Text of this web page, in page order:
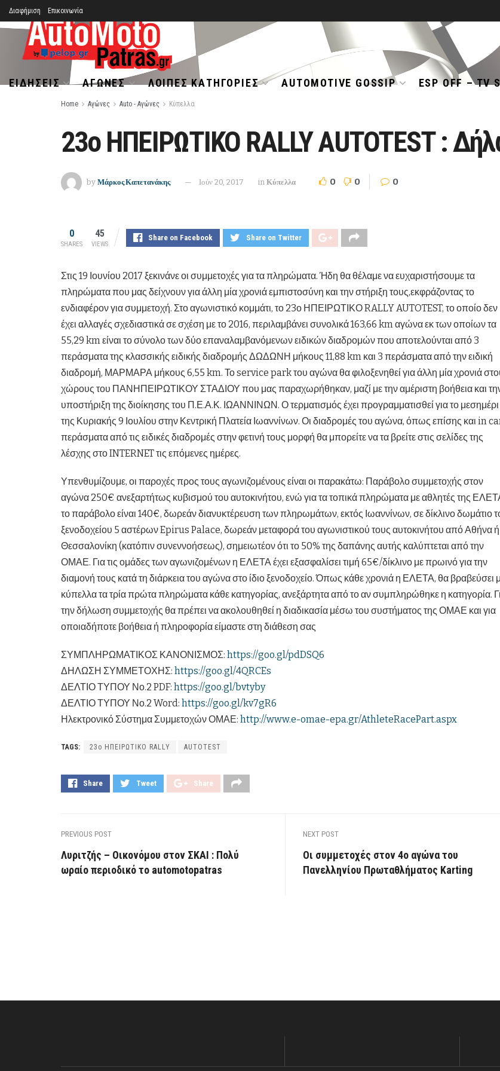
Διαφήμιση Επικοινωνία
ΕΙΔΉΣΕΙΣ ΑΓΏΝΕΣ ΛΟΙΠΈΣ ΚΑΤΗΓΟΡΊΕΣ AUTOMOTIVE GOSSIP ESP OFF – TV
Home Αγώνες Auto - Αγώνες Κύπελλα
23ο ΗΠΕΙΡΩΤΙΚΟ RALLY AUTOTEST :
by Μάρκος Καπετανάκης Ιούν 20, 2017 in Κύπελλα 0 0 0
0
SHARES
45
VIEWS
Share on Facebook Share on Twitter
Στις 19 Ιουνίου 2017 ξεκινάνε οι συμμετοχές για τα πληρώματα. Ήδη θα θέλαμε να ευχαριστήσουμε τα
πληρώματα που μας δείχνουν για άλλη μία χρονιά εμπιστοσύνη και την στήριξη τους,εκφράζοντας το
ενδιαφέρον για συμμετοχή. Στο αγωνιστικό κομμάτι, το 23ο ΗΠΕΙΡΩΤΙΚΟ RALLY AUTOTEST, το οποίο δεν
έχει αλλαγές σχεδιαστικά σε σχέση με το 2016, περιλαμβάνει συνολικά 163,66 km αγώνα εκ των οποίων τα
55,29 km είναι το σύνολο των δύο επαναλαμβανόμενων ειδικών διαδρομών που αποτελούνται από 3
περάσματα της κλασσικής ειδικής διαδρομής ΔΩΔΩΝΗ μήκους 11,88 km και 3 περάσματα από την ειδική
διαδρομή, ΜΑΡΜΑΡΑ μήκους 6,55 km. Το service park του αγώνα θα φιλοξενηθεί για άλλη μία χρονιά
χώρους του ΠΑΝΗΠΕΙΡΩΤΙΚΟΥ ΣΤΑΔΙΟΥ που μας παραχωρήθηκαν, μαζί με την αμέριστη βοήθεια και
υποστήριξη της διοίκησης του Π.Ε.Α.Κ. ΙΩΑΝΝΙΝΩΝ. Ο τερματισμός έχει προγραμματισθεί για το μεσημέρι
της Κυριακής 9 Ιουλίου στην Κεντρική Πλατεία Ιωαννίνων. Οι διαδρομές του αγώνα, όπως επίσης και in
περάσματα από τις ειδικές διαδρομές στην φετινή τους μορφή θα μπορείτε να τα βρείτε στις σελίδες της
λέσχης στο INTERNET τις επόμενες ημέρες.
Υπενθυμίζουμε, οι παροχές προς τους αγωνιζομένους είναι οι παρακάτω: Παράβολο συμμετοχής στον
αγώνα 250€ ανεξαρτήτως κυβισμού του αυτοκινήτου, ενώ για τα τοπικά πληρώματα με αθλητές της
το παράβολο είναι 140€, δωρεάν διανυκτέρευση των πληρωμάτων, εκτός Ιωαννίνων, σε δίκλινο δωμάτιο
ξενοδοχείου 5 αστέρων Epirus Palace, δωρεάν μεταφορά του αγωνιστικού τους αυτοκινήτου από Αθήνα ή
Θεσσαλονίκη (κατόπιν συνεννοήσεως), σημειωτέον ότι το 50% της δαπάνης αυτής καλύπτεται από την
ΟΜΑΕ. Για τις ομάδες των αγωνιζομένων η ΕΛΕΤΑ έχει εξασφαλίσει τιμή 65€/δίκλινο με πρωινό για την
διαμονή τους κατά τη διάρκεια του αγώνα στο ίδιο ξενοδοχείο. Όπως κάθε χρονιά η ΕΛΕΤΑ, θα βραβεύσει
κύπελλα τα τρία πρώτα πληρώματα κάθε κατηγορίας, ανεξάρτητα από το αν συμπληρώθηκε η κατηγορία.
την δήλωση συμμετοχής θα πρέπει να ακολουθηθεί η διαδικασία μέσω του συστήματος της ΟΜΑΕ και για
οποιαδήποτε βοήθεια ή πληροφορία είμαστε στη διάθεση σας
ΣΥΜΠΛΗΡΩΜΑΤΙΚΟΣ ΚΑΝΟΝΙΣΜΟΣ: https://goo.gl/pdDSQ6
ΔΗΛΩΣΗ ΣΥΜΜΕΤΟΧΗΣ: https://goo.gl/4QRCEs
ΔΕΛΤΙΟ ΤΥΠΟΥ Νο.2 PDF: https://goo.gl/bvtyby
ΔΕΛΤΙΟ ΤΥΠΟΥ Νο.2 Word: https://goo.gl/kv7gR6
Ηλεκτρονικό Σύστημα Συμμετοχών ΟΜΑΕ: http://www.e-omae-epa.gr/AthleteRacePart.aspx
TAGS: 23ο ΗΠΕΙΡΩΤΙΚΟ RALLY AUTOTEST
Share Tweet Share
PREVIOUS POST
Λυριτζής – Οικονόμου στον ΣΚΑΙ : Πολύ
ωραίο περιοδικό το automotopatras
NEXT POST
Οι συμμετοχές στον 4ο αγώνα του
Πανελληνίου Πρωταθλήματος Karting